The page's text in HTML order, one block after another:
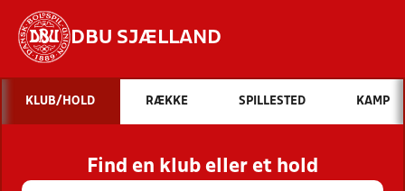
DBU SJÆLLAND
Hvad vil du søge efter?
INDHOLD OG NYHEDER
STILLINGER, RESULTATER, KLUBBER OG
HOLD
KLUB/HOLD RÆKKE SPILLESTED KAMP
Find en klub eller et hold